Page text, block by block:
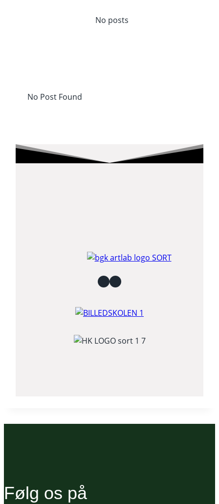
No posts
No Post Found
Instagram
Facebook
Følg os på